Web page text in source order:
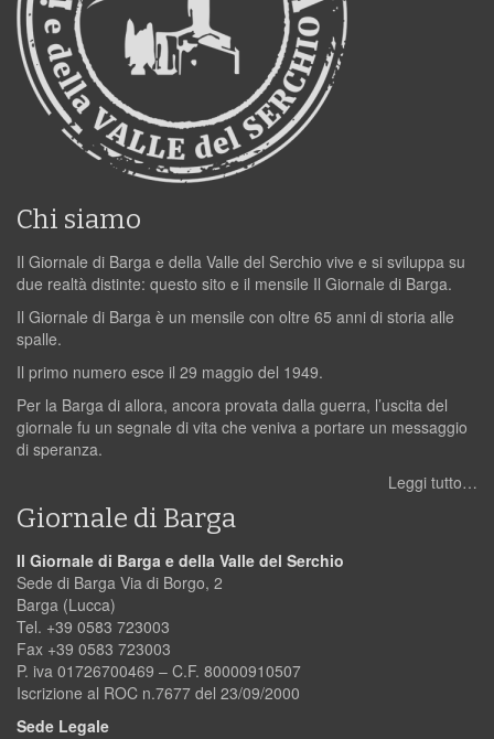
Chi siamo
Il Giornale di Barga e della Valle del Serchio vive e si sviluppa su
due realtà distinte: questo sito e il mensile Il Giornale di Barga.
Il Giornale di Barga è un mensile con oltre 65 anni di storia alle
spalle.
Il primo numero esce il 29 maggio del 1949.
Per la Barga di allora, ancora provata dalla guerra, l’uscita del
giornale fu un segnale di vita che veniva a portare un messaggio
di speranza.
Leggi tutto…
Giornale di Barga
Il Giornale di Barga e della Valle del Serchio
Sede di Barga Via di Borgo, 2
Barga (Lucca)
Tel. +39 0583 723003
Fax +39 0583 723003
P. iva 01726700469 – C.F. 80000910507
Iscrizione al ROC n.7677 del 23/09/2000
Sede Legale